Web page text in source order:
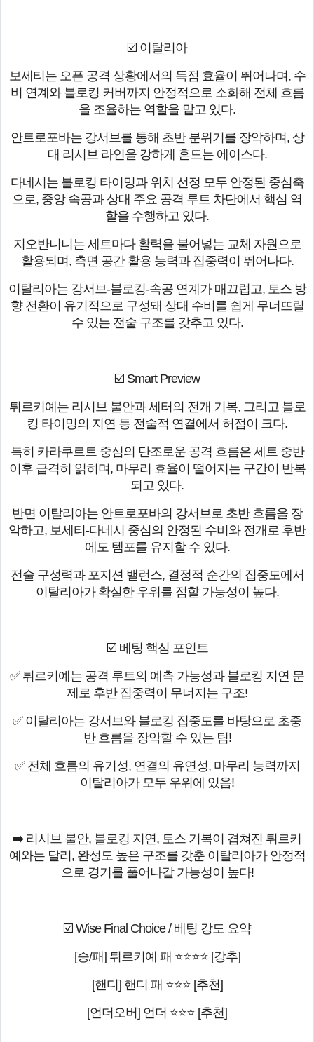
☑️ 이탈리아
보세티는 오픈 공격 상황에서의 득점 효율이 뛰어나며, 수
비 연계와 블로킹 커버까지 안정적으로 소화해 전체 흐름
을 조율하는 역할을 맡고 있다.
안트로포바는 강서브를 통해 초반 분위기를 장악하며, 상
대 리시브 라인을 강하게 흔드는 에이스다.
다네시는 블로킹 타이밍과 위치 선정 모두 안정된 중심축
으로, 중앙 속공과 상대 주요 공격 루트 차단에서 핵심 역
할을 수행하고 있다.
지오반니니는 세트마다 활력을 불어넣는 교체 자원으로
활용되며, 측면 공간 활용 능력과 집중력이 뛰어나다.
이탈리아는 강서브-블로킹-속공 연계가 매끄럽고, 토스 방
향 전환이 유기적으로 구성돼 상대 수비를 쉽게 무너뜨릴
수 있는 전술 구조를 갖추고 있다.
☑️ Smart Preview
튀르키예는 리시브 불안과 세터의 전개 기복, 그리고 블로
킹 타이밍의 지연 등 전술적 연결에서 허점이 크다.
특히 카라쿠르트 중심의 단조로운 공격 흐름은 세트 중반
이후 급격히 읽히며, 마무리 효율이 떨어지는 구간이 반복
되고 있다.
반면 이탈리아는 안트로포바의 강서브로 초반 흐름을 장
악하고, 보세티-다네시 중심의 안정된 수비와 전개로 후반
에도 템포를 유지할 수 있다.
전술 구성력과 포지션 밸런스, 결정적 순간의 집중도에서
이탈리아가 확실한 우위를 점할 가능성이 높다.
☑️ 베팅 핵심 포인트
✅ 튀르키예는 공격 루트의 예측 가능성과 블로킹 지연 문
제로 후반 집중력이 무너지는 구조!
✅ 이탈리아는 강서브와 블로킹 집중도를 바탕으로 초중
반 흐름을 장악할 수 있는 팀!
✅ 전체 흐름의 유기성, 연결의 유연성, 마무리 능력까지
이탈리아가 모두 우위에 있음!
➡️ 리시브 불안, 블로킹 지연, 토스 기복이 겹쳐진 튀르키
예와는 달리, 완성도 높은 구조를 갖춘 이탈리아가 안정적
으로 경기를 풀어나갈 가능성이 높다!
☑️ Wise Final Choice / 베팅 강도 요약
[승/패] 튀르키예 패 ⭐⭐⭐⭐ [강추]
[핸디] 핸디 패 ⭐⭐⭐ [추천]
[언더오버] 언더 ⭐⭐⭐ [추천]